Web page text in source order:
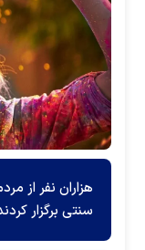
هزاران نفر از
سنتی برگزار